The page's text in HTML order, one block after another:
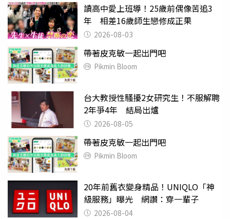
讀高中愛上班導！25歲前偶像苦追3
年 相差16歲師生戀修成正果
2026-08-03
帶著皮克敏一起出門吧
Pikmin Bloom
台大教授性騷擾2女研究生！不服解聘
2年爭4年 結局出爐
2026-08-05
帶著皮克敏一起出門吧
Pikmin Bloom
20年前舊衣變身精品！UNIQLO「神
級服務」曝光 網讚：穿一輩子
2026-08-04